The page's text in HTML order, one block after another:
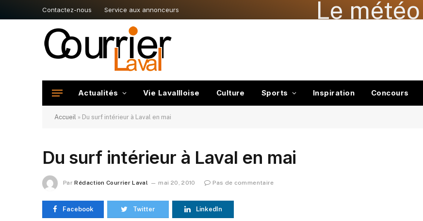
Contactez-nous Service aux annonceurs Le
Actualités Vie Lavallloise Culture Sports Inspiration Concours
Accueil » Du surf intérieur à Laval en mai
Du surf intérieur à Laval en mai
Par Rédaction Courrier Laval mai 20, 2010 Pas de commentaire
Facebook Twitter LinkedIn